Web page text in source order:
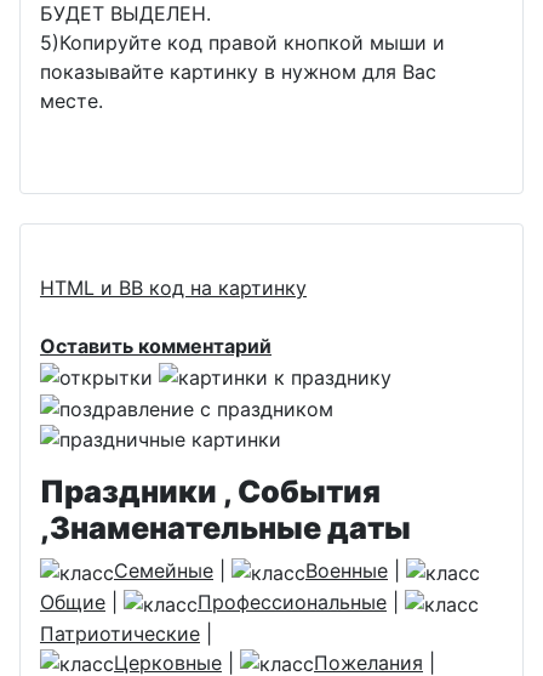
БУДЕТ ВЫДЕЛЕН.
5)Копируйте код правой кнопкой мыши и
показывайте картинку в нужном для Вас
месте.
HTML и BB код на картинку
Оставить комментарий
Праздники , События
,Знаменательные даты
Семейные Военные
Общие
Профессиональные
Патриотические
Церковные
Пожелания